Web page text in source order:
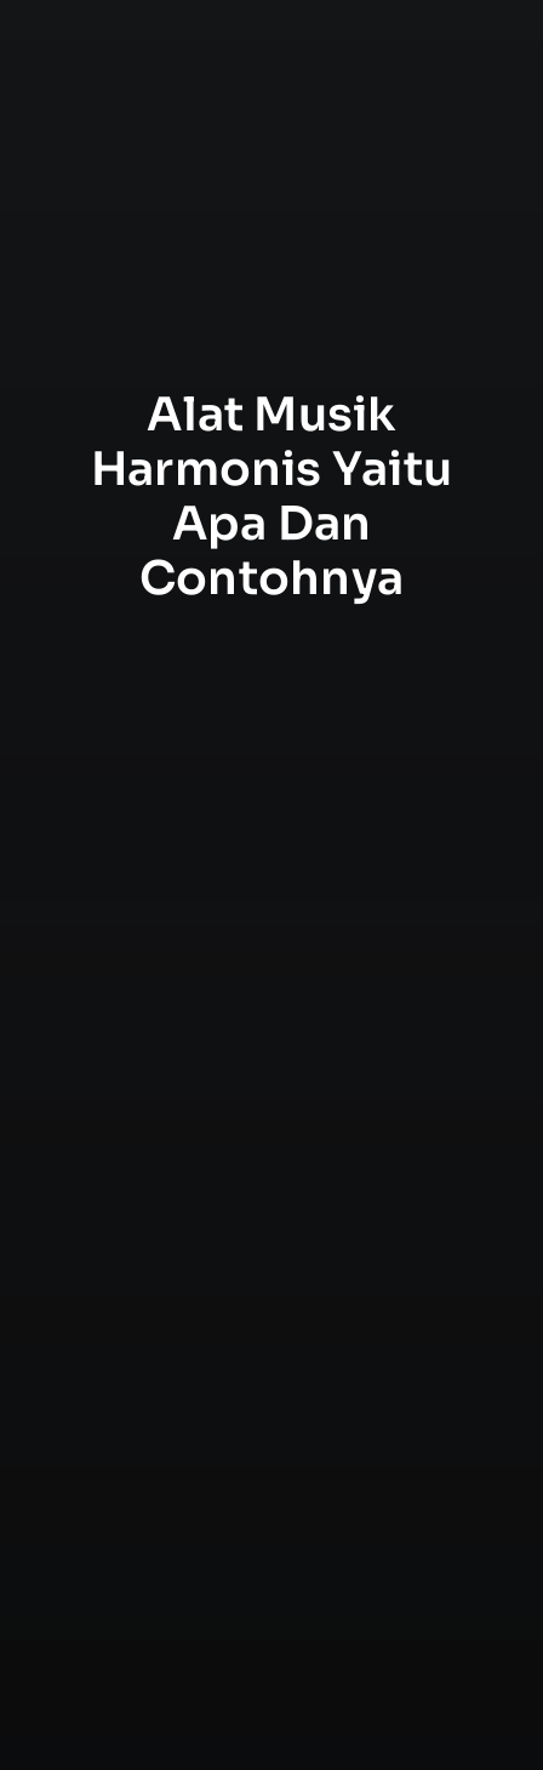
Alat Musik
Harmonis Yaitu
Apa Dan
Contohnya